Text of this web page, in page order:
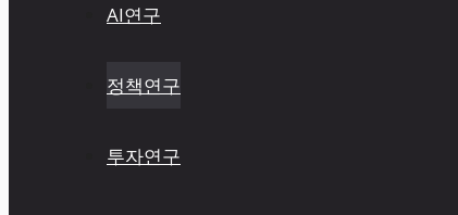
AI연구
정책연구
투자연구